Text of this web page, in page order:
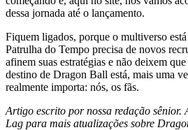
dessa jornada até o lançamento.
Fiquem ligados, porque o multiverso está
Patrulha do Tempo precisa de novos
afinem suas estratégias e não deixem
destino de Dragon Ball está, mais uma
realmente importa: nós, os fãs.
Artigo escrito por nossa redação sênior.
Lag para mais atualizações sobre